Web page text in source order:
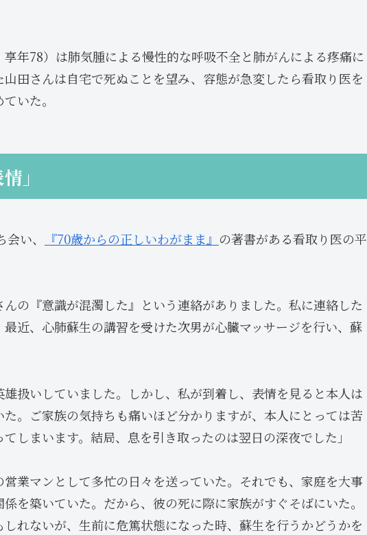
年78）は肺気腫による慢性的な呼吸不全と肺がんによる疼痛に
田さんは自宅で死ぬことを望み、容態が急変したら看取り医を
いた。
」
い、 『70歳からの正しいわがまま』 の著書がある看取り医の平
んの『意識が混濁した』という連絡がありました。私に連絡した
近、心肺蘇生の講習を受けた次男が心臓マッサージを行い、蘇
扱いしていました。しかし、私が到着し、表情を見ると本人は
。ご家族の気持ちも痛いほど分かりますが、本人にとっては苦
しまいます。結局、息を引き取ったのは翌日の深夜でした」
業マンとして多忙の日々を送っていた。それでも、家庭を大事
を築いていた。だから、彼の死に際に家族がすぐそばにいた。
れないが、生前に危篤状態になった時、蘇生を行うかどうかを